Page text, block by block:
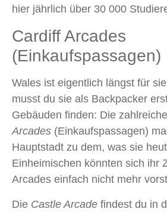
hier jährlich über 30 000
Cardiff Arcades
(Einkaufspassagen)
Wales ist eigentlich längst für
musst du sie als Backpacker
Gebäuden finden: Die
Arcades (Einkaufspassagen)
Hauptstadt zu dem, was sie
Einheimischen könnten sich ihr
Arcades einfach nicht mehr
Die Castle Arcade findest du in